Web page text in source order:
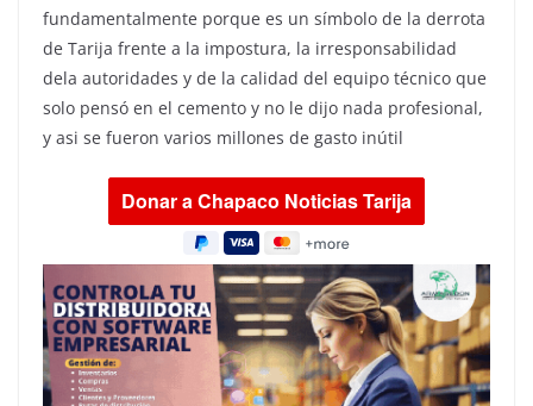
fundamentalmente porque es un símbolo de la derrota
de Tarija frente a la impostura, la irresponsabilidad
dela autoridades y de la calidad del equipo técnico que
solo pensó en el cemento y no le dijo nada profesional,
y asi se fueron varios millones de gasto inútil